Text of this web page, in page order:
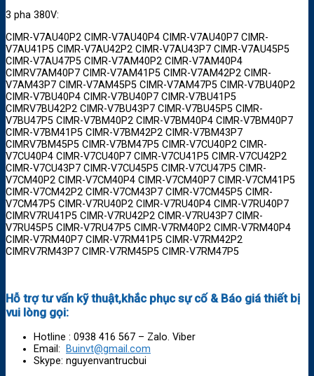
3 pha 380V:
CIMR-V7AU40P2 CIMR-V7AU40P4 CIMR-V7AU40P7 CIMR-
V7AU41P5 CIMR-V7AU42P2 CIMR-V7AU43P7 CIMR-V7AU45P5
CIMR-V7AU47P5 CIMR-V7AM40P2 CIMR-V7AM40P4
CIMRV7AM40P7 CIMR-V7AM41P5 CIMR-V7AM42P2 CIMR-
V7AM43P7 CIMR-V7AM45P5 CIMR-V7AM47P5 CIMR-V7BU40P2
CIMR-V7BU40P4 CIMR-V7BU40P7 CIMR-V7BU41P5
CIMRV7BU42P2 CIMR-V7BU43P7 CIMR-V7BU45P5 CIMR-
V7BU47P5 CIMR-V7BM40P2 CIMR-V7BM40P4 CIMR-V7BM40P7
CIMR-V7BM41P5 CIMR-V7BM42P2 CIMR-V7BM43P7
CIMRV7BM45P5 CIMR-V7BM47P5 CIMR-V7CU40P2 CIMR-
V7CU40P4 CIMR-V7CU40P7 CIMR-V7CU41P5 CIMR-V7CU42P2
CIMR-V7CU43P7 CIMR-V7CU45P5 CIMR-V7CU47P5 CIMR-
V7CM40P2 CIMR-V7CM40P4 CIMR-V7CM40P7 CIMR-V7CM41P5
CIMR-V7CM42P2 CIMR-V7CM43P7 CIMR-V7CM45P5 CIMR-
V7CM47P5 CIMR-V7RU40P2 CIMR-V7RU40P4 CIMR-V7RU40P7
CIMRV7RU41P5 CIMR-V7RU42P2 CIMR-V7RU43P7 CIMR-
V7RU45P5 CIMR-V7RU47P5 CIMR-V7RM40P2 CIMR-V7RM40P4
CIMR-V7RM40P7 CIMR-V7RM41P5 CIMR-V7RM42P2
CIMRV7RM43P7 CIMR-V7RM45P5 CIMR-V7RM47P5
Hỗ trợ tư vấn kỹ thuật,khắc phục sự cố & Báo giá thiết bị
vui lòng gọi:
Hotline : 0938 416 567 – Zalo. Viber
Email:
Buinvt@gmail.com
Skype: nguyenvantrucbui